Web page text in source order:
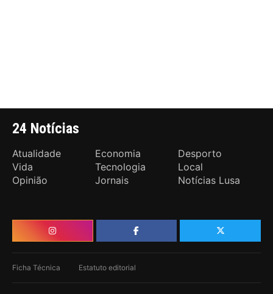
24 Notícias
Atualidade Economia
Desporto
Vida
Tecnologia
Local
Opinião
Jornais Notícias Lusa
Ficha Técnica Estatuto editorial